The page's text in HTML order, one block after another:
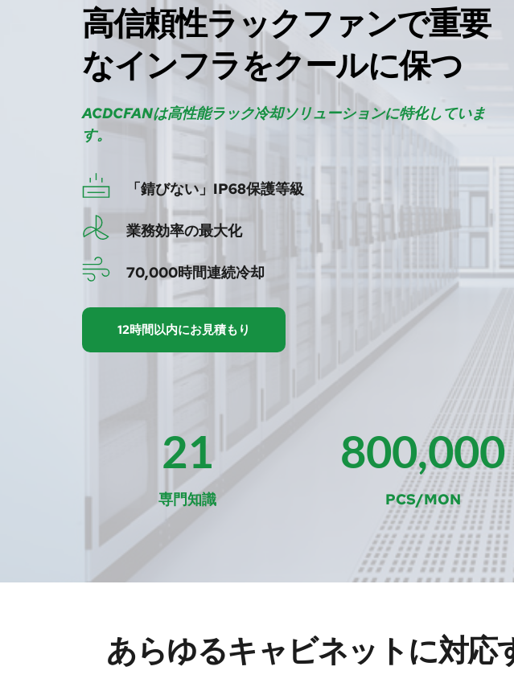
高信頼性ラックファンで重要
なインフラをクールに保つ
ACDCFANは高性能ラック冷却ソリューションに特化していま
す。
「錆びない」IP68保護等級
業務効率の最大化
70,000時間連続冷却
12時間以内にお見積もり
21
専門知識
800,000
PCS/MON
あらゆるキャビネットに対応